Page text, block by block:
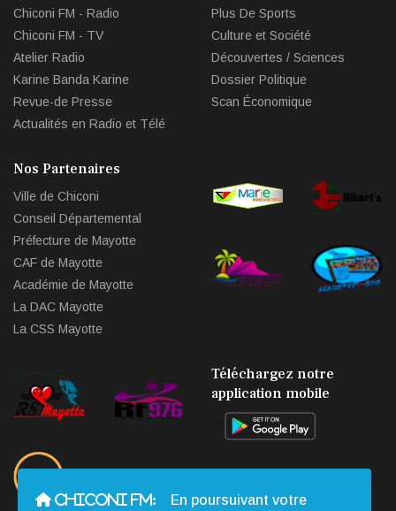
Chiconi FM - Radio
Chiconi FM - TV
Atelier Radio
Karine Banda Karine
Revue-de Presse
Actualités en Radio et Télé
Plus De Sports
Culture et Société
Découvertes / Sciences
Dossier Politique
Scan Économique
Nos Partenaires
Ville de Chiconi
Conseil Départemental
Préfecture de Mayotte
CAF de Mayotte
Académie de Mayotte
La DAC Mayotte
La CSS Mayotte
Téléchargez notre
application mobile
CHICONI FM: En poursuivant votre